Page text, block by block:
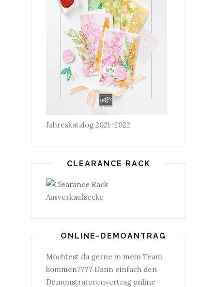
Jahreskatalog 2021–2022
CLEARANCE RACK
Ausverkaufsecke
ONLINE-DEMOANTRAG
Möchtest du gerne in mein Team
kommen???? Dann einfach den
Demonstratorenvertrag online